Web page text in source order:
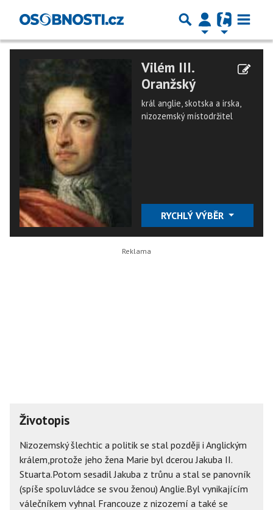
Vilém III.
Oranžský
král anglie, skotska a irska,
nizozemský místodržitel
RYCHLÝ VÝBĚR
Životopis
Nizozemský šlechtic a politik se stal později i Anglickým
králem,protože jeho žena Marie byl dcerou Jakuba II.
Stuarta.Potom sesadil Jakuba z trůnu a stal se panovník
(spíše spoluvládce se svou ženou) Anglie.Byl vynikajícím
válečníkem vyhnal Francouze z nizozemí a také se